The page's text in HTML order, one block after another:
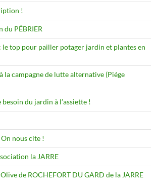
!
du PÉBRIER
top pour pailler potager jardin et plantes en
la campagne de lutte alternative (Piége
du jardin à l’assiette !
nous cite !
la JARRE
de ROCHEFORT DU GARD de la JARRE